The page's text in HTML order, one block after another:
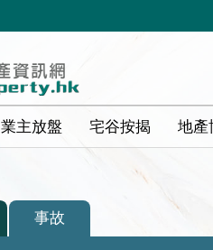
業主放盤 宅谷按揭 地產
事故